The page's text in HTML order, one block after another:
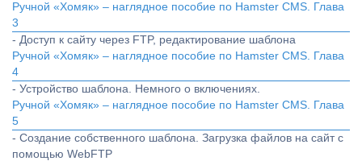
Ручной «Хомяк» – наглядное пособие по Hamster CMS. Глава
3
- Доступ к сайту через FTP, редактирование шаблона
Ручной «Хомяк» – наглядное пособие по Hamster CMS. Глава
4
- Устройство шаблона. Немного о включениях.
Ручной «Хомяк» – наглядное пособие по Hamster CMS. Глава
5
- Создание собственного шаблона. Загрузка файлов на сайт с
помощью WebFTP